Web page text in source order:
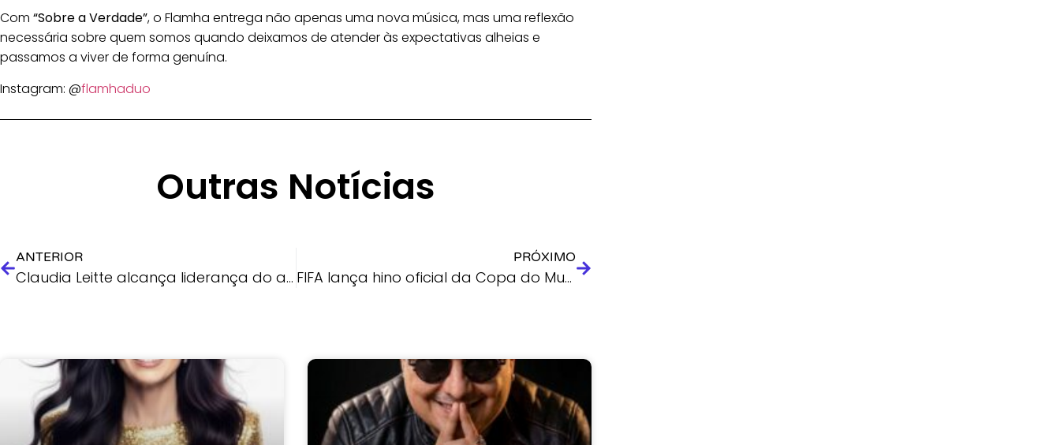
Com “Sobre a Verdade”, o Flamha entrega não apenas uma nova música, mas uma reflexão
necessária sobre quem somos quando deixamos de atender às expectativas alheias e
passamos a viver de forma genuína.
Instagram: @flamhaduo
Outras Notícias
ANTERIOR
Claudia Leitte alcança liderança do axé no Spotify e celebra sucesso de projeto voltado ao São João
PRÓXIMO
FIFA lança hino oficial da Copa do Mundo 2026 com Megan Thee Stallion, Andrea Bocelli e David Guetta